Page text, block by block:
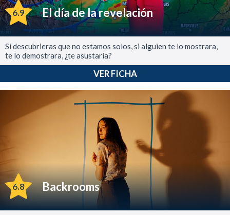
6.9 El día de la revelación
Si descubrieras que no estamos solos, si alguien te lo mostrara,
te lo demostrara, ¿te asustaría?
VER FICHA
6.8 Backrooms